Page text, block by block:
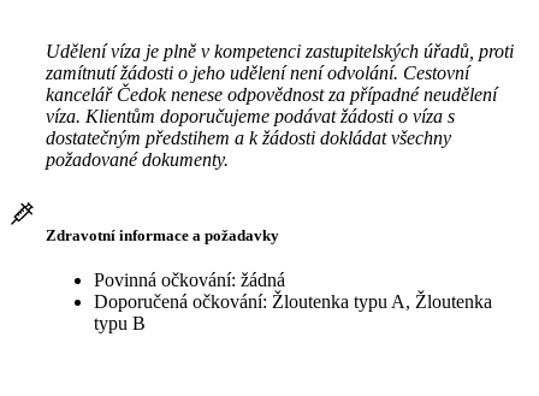
Udělení víza je plně v kompetenci zastupitelských úřadů, proti
zamítnutí žádosti o jeho udělení není odvolání. Cestovní
kancelář Čedok nenese odpovědnost za případné neudělení
víza. Klientům doporučujeme podávat žádosti o víza s
dostatečným předstihem a k žádosti dokládat všechny
požadované dokumenty.
Zdravotní informace a požadavky
Povinná očkování: žádná
Doporučená očkování: Žloutenka typu A, Žloutenka
typu B